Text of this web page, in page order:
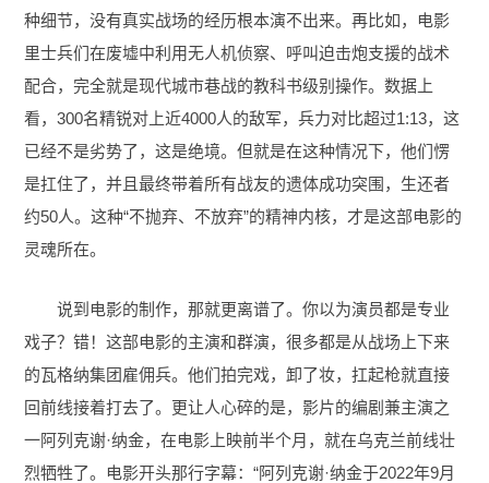
种细节，没有真实战场的经历根本演不出来。再比如，电影
里士兵们在废墟中利用无人机侦察、呼叫迫击炮支援的战术
配合，完全就是现代城市巷战的教科书级别操作。数据上
看，300名精锐对上近4000人的敌军，兵力对比超过1:13，这
已经不是劣势了，这是绝境。但就是在这种情况下，他们愣
是扛住了，并且最终带着所有战友的遗体成功突围，生还者
约50人。这种“不抛弃、不放弃”的精神内核，才是这部电影的
灵魂所在。
说到电影的制作，那就更离谱了。你以为演员都是专业
戏子？错！这部电影的主演和群演，很多都是从战场上下来
的瓦格纳集团雇佣兵。他们拍完戏，卸了妆，扛起枪就直接
回前线接着打去了。更让人心碎的是，影片的编剧兼主演之
一阿列克谢·纳金，在电影上映前半个月，就在乌克兰前线壮
烈牺牲了。电影开头那行字幕：“阿列克谢·纳金于2022年9月